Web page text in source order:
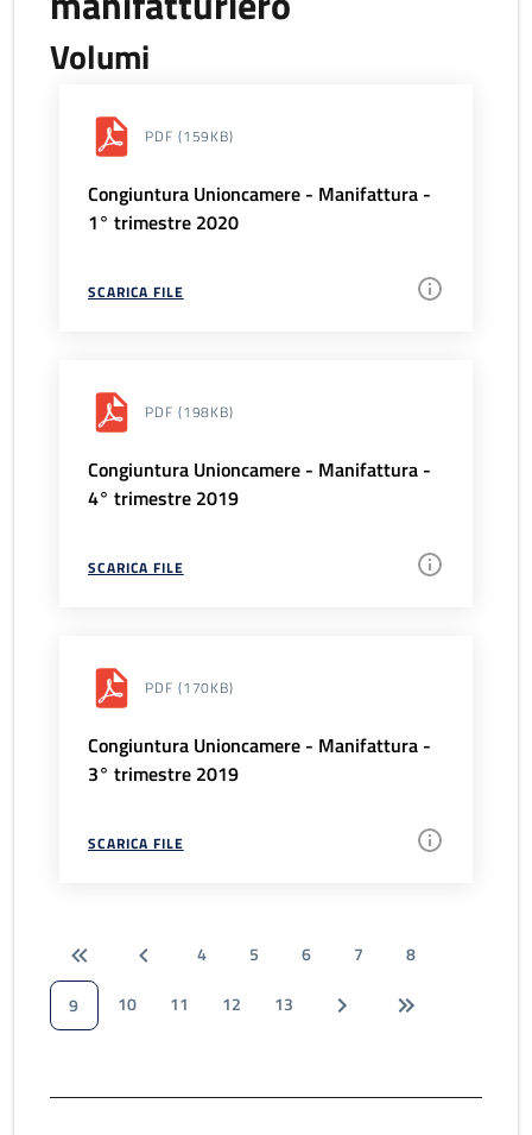
Volumi
PDF (159KB)
Congiuntura Unioncamere - Manifattura -
1° trimestre 2020
SCARICA FILE
PDF (198KB)
Congiuntura Unioncamere - Manifattura -
4° trimestre 2019
SCARICA FILE
PDF (170KB)
Congiuntura Unioncamere - Manifattura -
3° trimestre 2019
SCARICA FILE
4 5 6 7
8
9
10 11 12 13